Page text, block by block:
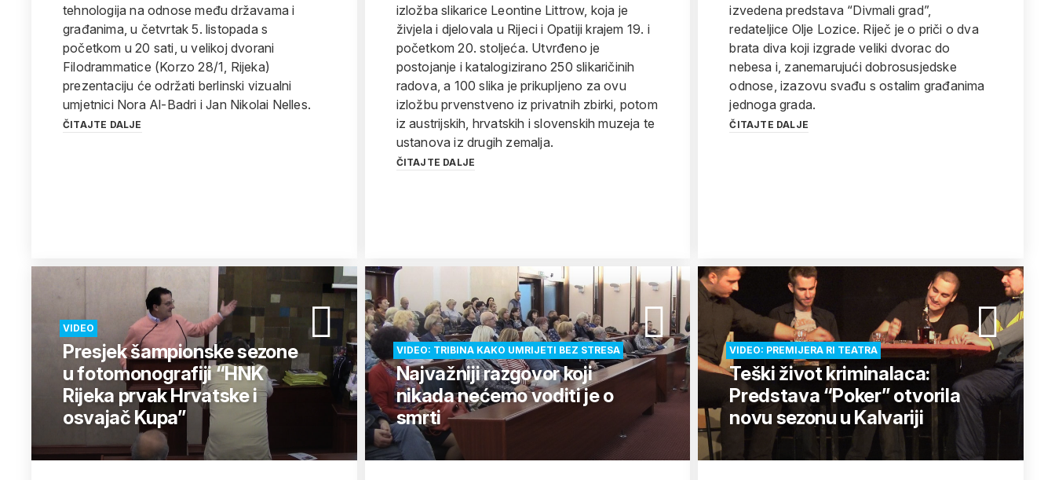
tehnologija na odnose među državama i
građanima, u četvrtak 5. listopada s
početkom u 20 sati, u velikoj dvorani
Filodrammatice (Korzo 28/1, Rijeka)
prezentaciju će održati berlinski vizualni
umjetnici Nora Al-Badri i Jan Nikolai Nelles.
ČITAJTE DALJE
izložba slikarice Leontine Littrow, koja je
živjela i djelovala u Rijeci i Opatiji krajem 19. i
početkom 20. stoljeća. Utvrđeno je
postojanje i katalogizirano 250 slikaričinih
radova, a 100 slika je prikupljeno za ovu
izložbu prvenstveno iz privatnih zbirki, potom
iz austrijskih, hrvatskih i slovenskih muzeja te
ustanova iz drugih zemalja.
ČITAJTE DALJE
izvedena predstava “Divmali grad”,
redateljice Olje Lozice. Riječ je o priči o dva
brata diva koji izgrade veliki dvorac do
nebesa i, zanemarujući dobrosusjedske
odnose, izazovu svađu s ostalim građanima
jednoga grada.
ČITAJTE DALJE
VIDEO
Presjek šampionske sezone
u fotomonografiji “HNK
Rijeka prvak Hrvatske i
osvajač Kupa”
VIDEO: TRIBINA KAKO UMRIJETI BEZ STRESA
Najvažniji razgovor koji
nikada nećemo voditi je o
smrti
VIDEO: PREMIJERA RI TEATRA
Teški život kriminalaca:
Predstava “Poker” otvorila
novu sezonu u Kalvariji